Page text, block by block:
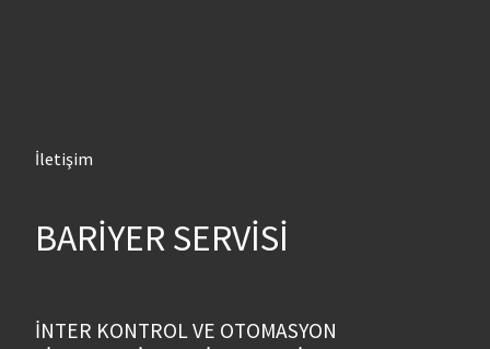
İletişim
BARİYER SERVİSİ
İNTER KONTROL VE OTOMASYON